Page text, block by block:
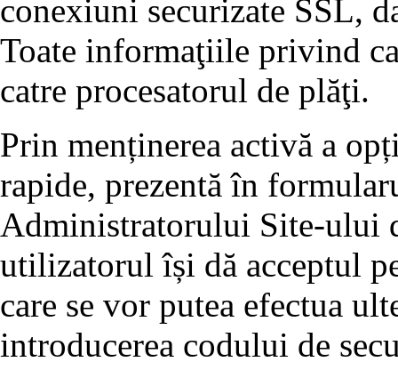
conexiuni securizate SSL,
Toate informaţiile privind
catre procesatorul de plăţi.
Prin menținerea activă a
rapide, prezentă în
Administratorului Site-ului
utilizatorul își dă acceptul
care se vor putea efectua
introducerea codului de